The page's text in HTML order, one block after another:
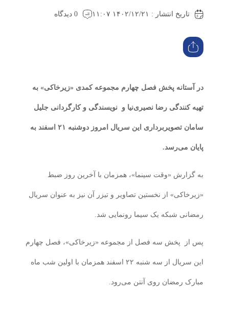
تاریخ انتشار : ۱۴۰۲/۱۲/۲۱ ۱۱:۰۷ 0 دیدگاه
در آستانه پخش فصل چهارم مجموعه کمدی «زیرخاکی» به
تهیه کنندگی رضا نصیری‌نیا و نویسندگی و کارگردانی جلیل
سامان تصویربرداری این سریال امروز دوشنبه ۲۱ اسفند به
پایان می‌رسد.
به گزارش «وقت سینما»، همزمان با آخرین روز ضبط
«زیرخاکی» از نخستین تصاویر و تیزر آن نیز به عنوان سریال
رمضانی شبکه یک سیما رونمایی شد.
پس از پخش سه فصل از مجموعه «زیرخاکی»، فصل چهارم
این سریال از سه شنبه ۲۲ اسفند همزمان با اولین شب ماه
مبارک رمضان روی آنتن می‌رود.